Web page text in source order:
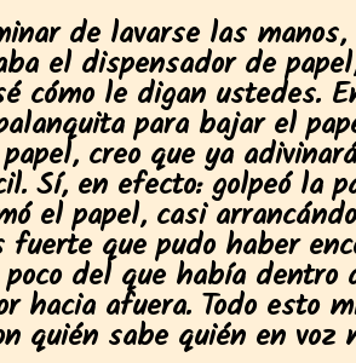
de lavarse las manos,
el dispensador de
cómo le digan ustedes.
para bajar el
creo que ya
Sí, en efecto: golpeó la
el papel, casi
que pudo haber
del que había dentro
hacia afuera. Todo esto
quién sabe quién en voz